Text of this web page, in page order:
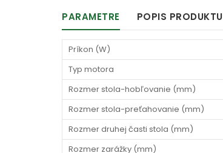
PARAMETRE POPIS PRODUKTU
Príkon (W)
Typ motora
Rozmer stola-hobľovanie (mm)
Rozmer stola-preťahovanie (mm)
Rozmer druhej časti stola (mm)
Rozmer zarážky (mm)